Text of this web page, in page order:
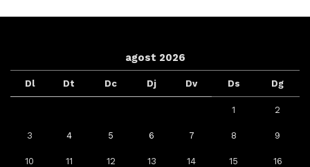
agost 2026
Dl Dt Dc Dj Dv Ds Dg
1 2
3 4 5 6 7 8 9
10 11 12 13 14 15 16